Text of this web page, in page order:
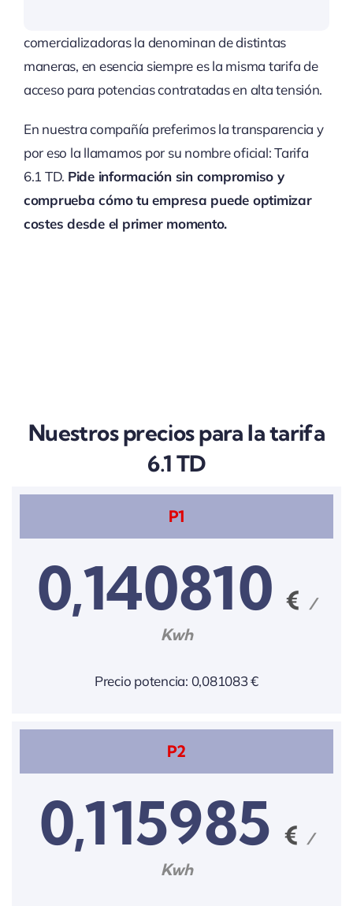
comercializadoras la denominan de distintas
maneras, en esencia siempre es la misma tarifa de
acceso para potencias contratadas en alta tensión.
En nuestra compañía preferimos la transparencia y
por eso la llamamos por su nombre oficial: Tarifa
6.1 TD. Pide información sin compromiso y
comprueba cómo tu empresa puede optimizar
costes desde el primer momento.
Nuestros precios para la tarifa
6.1 TD
P1
0,140810€ /
Kwh
Precio potencia: 0,081083 €
P2
0,115985 € /
Kwh